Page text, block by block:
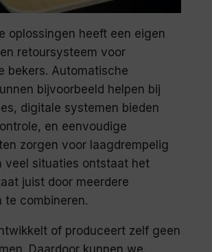
oplossingen heeft een eigen
retoursysteem voor
bekers. Automatische
bijvoorbeeld helpen bij
digitale systemen bieden
en eenvoudige
zorgen voor laagdrempelig
veel situaties ontstaat het
juist door meerdere
te combineren.
of produceert zelf geen
Daardoor kunnen we